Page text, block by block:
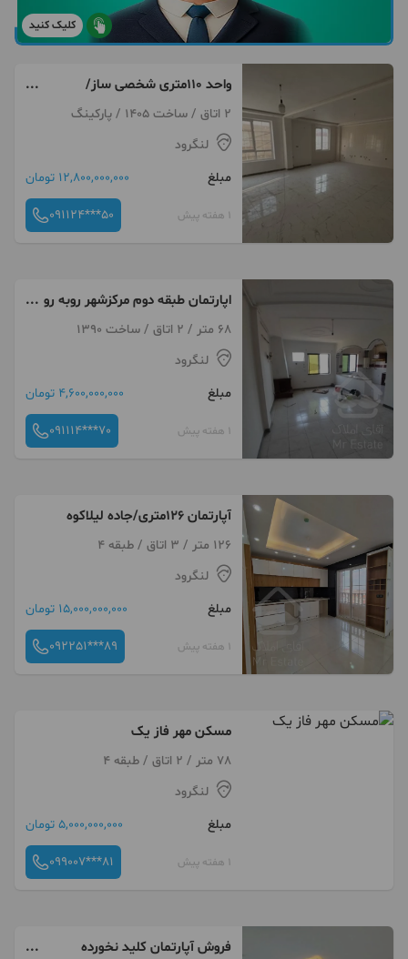
کلیک کنید
واحد ۱۱۰متری شخصی ساز/
مستقل طبقه اول/پارک۳خودرو
2 اتاق / ساخت 1405 / پارکینگ
لنگرود
مبلغ
12,800,000,000 تومان
1 هفته پیش 091124***50
اپارتمان طبقه دوم مرکزشهر روبه رو
مسجدجامع
68 متر / 2 اتاق / ساخت 1390
لنگرود
مبلغ
4,600,000,000 تومان
1 هفته پیش 091114***70
آپارتمان 126متری/جاده لیلاکوه
126 متر / 3 اتاق / طبقه 4
لنگرود
مبلغ
15,000,000,000 تومان
1 هفته پیش 092251***89
مسکن مهر فاز یک
78 متر / 2 اتاق / طبقه 4
لنگرود
مبلغ
5,000,000,000 تومان
1 هفته پیش 099007***81
فروش آپارتمان کلید نخورده